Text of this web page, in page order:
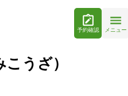
予約確認 メニュー
うざ）